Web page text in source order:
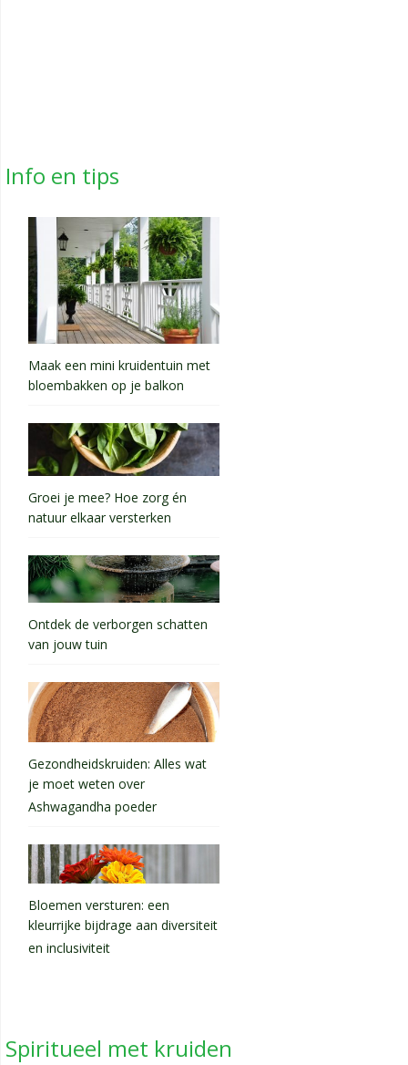
Info en tips
Maak een mini kruidentuin met
bloembakken op je balkon
Groei je mee? Hoe zorg én
natuur elkaar versterken
Ontdek de verborgen schatten
van jouw tuin
Gezondheidskruiden: Alles wat
je moet weten over
Ashwagandha poeder
Bloemen versturen: een
kleurrijke bijdrage aan diversiteit
en inclusiviteit
Spiritueel met kruiden